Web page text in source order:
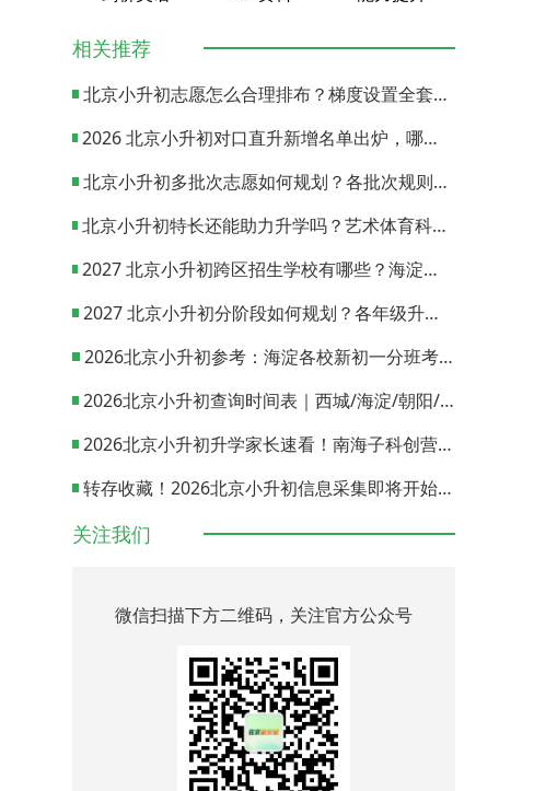
相关推荐
北京小升初志愿怎么合理排布？梯度设置全套策略与填报避坑指南
2026 北京小升初对口直升新增名单出炉，哪些小学可以直升优质初中？
北京小升初多批次志愿如何规划？各批次规则与填报实操指南
北京小升初特长还能助力升学吗？艺术体育科技特长机会与误区全面解析
2027 北京小升初跨区招生学校有哪些？海淀西城东城全市招生校完整汇总
2027 北京小升初分阶段如何规划？各年级升学节点与升学通道全梳理
2026北京小升初参考：海淀各校新初一分班考试日期汇总
2026北京小升初查询时间表｜西城/海淀/朝阳/东城/丰台一键对照
2026北京小升初升学家长速看！南海子科创营报名通道正式开启
转存收藏！2026北京小升初信息采集即将开始，各区入口一键直达
关注我们
微信扫描下方二维码，关注官方公众号